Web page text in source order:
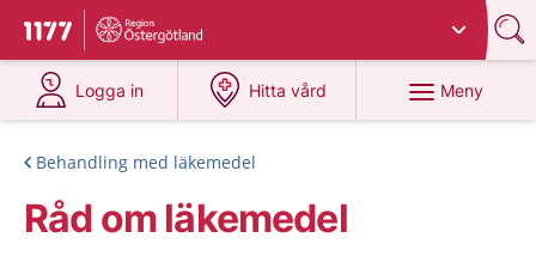
Till startsidan för 1177
Du har valt region
Logga in
på 1177.se
Hitta vård
på 1177.se
Meny
Behandling med läkemedel
Råd om läkemedel